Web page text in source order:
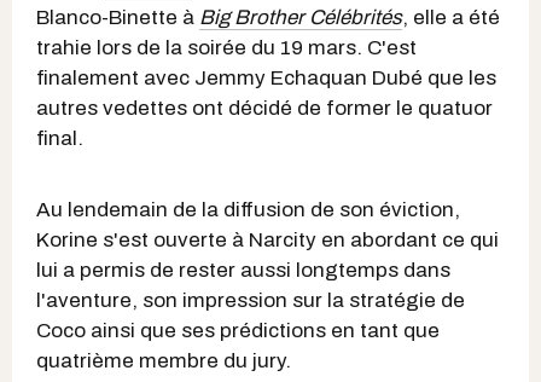
Blanco-Binette à Big Brother Célébrités, elle a été
trahie lors de la soirée du 19 mars. C'est
finalement avec Jemmy Echaquan Dubé que les
autres vedettes ont décidé de former le quatuor
final.
Au lendemain de la diffusion de son éviction,
Korine s'est ouverte à Narcity en abordant ce qui
lui a permis de rester aussi longtemps dans
l'aventure, son impression sur la stratégie de
Coco ainsi que ses prédictions en tant que
quatrième membre du jury.